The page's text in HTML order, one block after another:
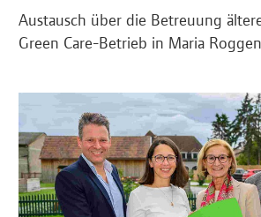
Austausch über die Betreuung
Green Care-Betrieb in Maria